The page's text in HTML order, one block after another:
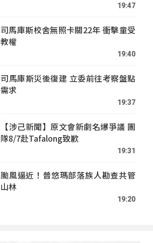
19:47
司馬庫斯校舍無照卡關22年 衝擊童受
教權
19:40
司馬庫斯災後復建 立委前往考察盤點
需求
19:37
【涉己新聞】原文會新劇名爆爭議 團
隊8/7赴Tafalong致歉
19:31
颱風逼近！普悠瑪部落族人勘查共管
山林
19:20